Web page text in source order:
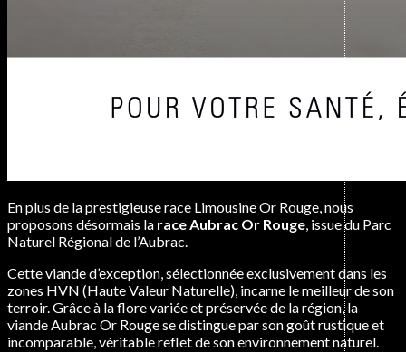
En plus de la prestigieuse race Limousine Or Rouge, nous
proposons désormais la race Aubrac Or Rouge, issue du Parc
Naturel Régional de l’Aubrac.
Cette viande d’exception, sélectionnée exclusivement dans les
zones HVN (Haute Valeur Naturelle), incarne le meilleur de son
terroir. Grâce à la flore variée et préservée de la région, la
viande Aubrac Or Rouge se distingue par son goût rustique et
incomparable, véritable reflet de son environnement naturel.